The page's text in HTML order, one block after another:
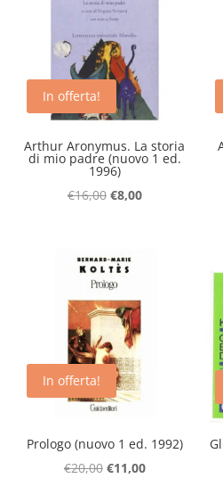
In offerta!
Arthur Aronymus. La storia
di mio padre (nuovo 1 ed.
1996)
€16,00 Il
era:
€16,00.
€8,00Il
In offerta!
Prologo (nuovo 1 ed. 1992)
€20,00 Il
€11,00Il